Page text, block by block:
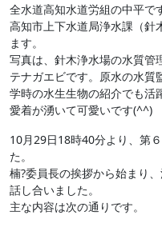
全水道高知水道労組の中平で
高知市上下水道局浄水課（針
ます。
写真は、針木浄水場の水質管
テナガエビです。原水の水質
学時の水生生物の紹介でも活
愛着が湧いて可愛いです(^^)
10月29日18時40分より、第
た。
楠?委員長の挨拶から始まり
話し合いました。
主な内容は次の通りです。